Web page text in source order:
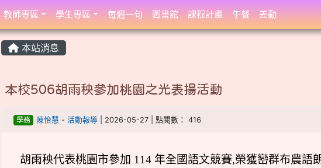
:::
本站消息
本校506胡雨秧參加桃園之光表揚活動
學務 陳怡慧 - 活動報導| 2026-05-27 | 點閱數： 416
胡雨秧代表桃園市參加 114 年全國語文競賽,榮獲巒群布農語
教師專區 學生專區 每週一句 圖書館 課程計畫 午餐 差勤